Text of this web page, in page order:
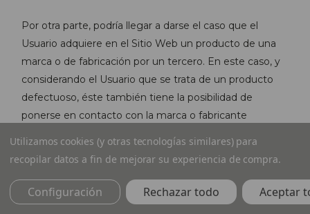
Por otra parte, podría llegar a darse el caso que el
Usuario adquiere en el Sitio Web un producto de una
marca o de fabricación por un tercero. En este caso, y
considerando el Usuario que se trata de un producto
defectuoso, éste también tiene la posibilidad de
ponerse en contacto con la marca o fabricante
su derecho de garantía legal directamente frente a los
mismos durante los dos años siguientes a la entrega
de dichos productos. Para ello, el Usuario debe haber
conservado toda la información en relación con la
Utilizamos cookies (y otras tecnologías similares) para
recopilar datos a fin de mejorar su experiencia de compra.
Configuración Rechazar todo Aceptar